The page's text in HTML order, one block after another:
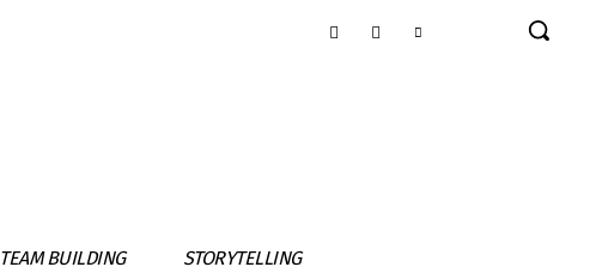
TEAM BUILDING STORYTELLING